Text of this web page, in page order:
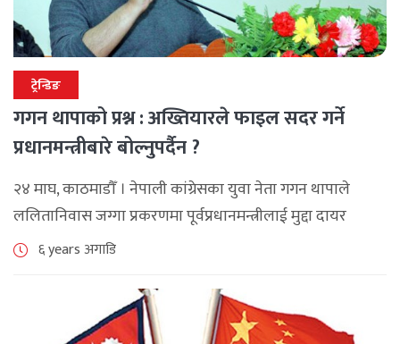
ट्रेन्डिङ
गगन थापाको प्रश्न : अख्तियारले फाइल सदर गर्ने
प्रधानमन्त्रीबारे बोल्नुपर्दैन ?
२४ माघ, काठमाडौँ । नेपाली कांग्रेसका युवा नेता गगन थापाले
ललितानिवास जग्गा प्रकरणमा पूर्वप्रधानमन्त्रीलाई मुद्दा दायर
नगरेकामा आपत्ति जनाएका छन् । कांग्रेस कालिका नगर समितिले
६ years अगाडि